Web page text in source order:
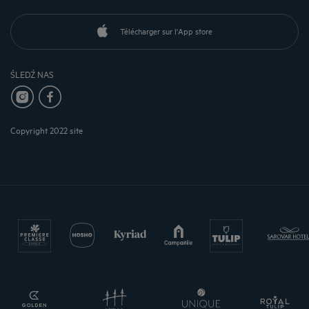
Télécharger sur l'App store
ŚLEDŹ NAS
Copyright 2022 site